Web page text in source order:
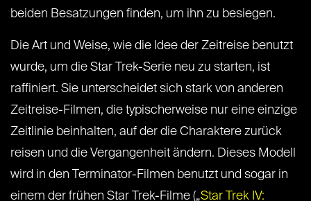
beiden Besatzungen finden, um ihn zu besiegen.
Die Art und Weise, wie die Idee der Zeitreise benutzt
wurde, um die Star Trek-Serie neu zu starten, ist
raffiniert. Sie unterscheidet sich stark von anderen
Zeitreise-Filmen, die typischerweise nur eine einzige
Zeitlinie beinhalten, auf der die Charaktere zurück
reisen und die Vergangenheit ändern. Dieses Modell
wird in den Terminator-Filmen benutzt und sogar in
einem der frühen Star Trek-Filme („Star Trek IV: